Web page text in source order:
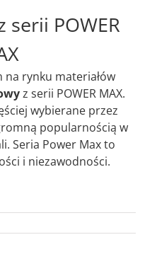
POWER
rynku materiałów
z serii POWER MAX.
wybierane przez
popularnością w
Seria Power Max to
i niezawodności.